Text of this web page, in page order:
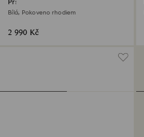
Prsten Dextera
Bílá, Pokoveno rhodiem
2 990 Kč